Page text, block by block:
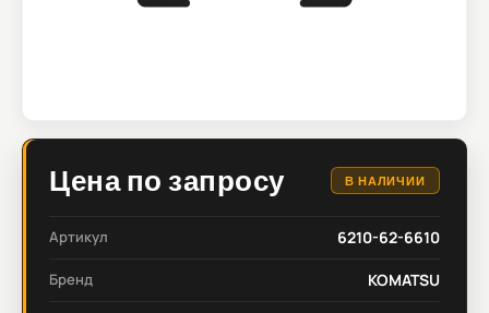
Цена по запросу В НАЛИЧИИ
Артикул 6210-62-6610
Бренд KOMATSU